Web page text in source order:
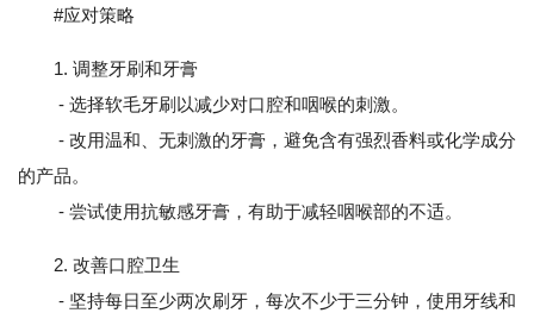
#应对策略
1. 调整牙刷和牙膏
- 选择软毛牙刷以减少对口腔和咽喉的刺激。
- 改用温和、无刺激的牙膏，避免含有强烈香料或化学成分
的产品。
- 尝试使用抗敏感牙膏，有助于减轻咽喉部的不适。
2. 改善口腔卫生
- 坚持每日至少两次刷牙，每次不少于三分钟，使用牙线和